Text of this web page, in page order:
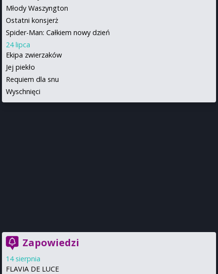
Młody Waszyngton
Ostatni konsjerż
Spider-Man: Całkiem nowy dzień
24 lipca
Ekipa zwierzaków
Jej piekło
Requiem dla snu
Wyschnięci
Zapowiedzi
14 sierpnia
FLAVIA DE LUCE